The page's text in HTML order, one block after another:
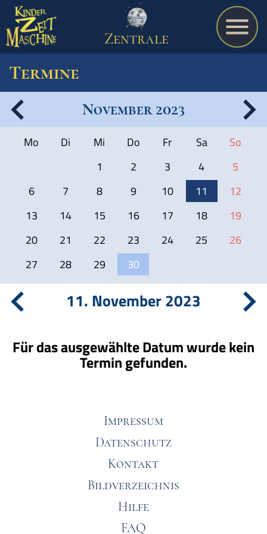
Spiel
A bis Z
Schulmaterialien
Zentrale
Termine
November 2023
Mo Di Mi Do Fr Sa
So
1
2 3 4
5
6
7 8 9 10 11
12
13
14 15 16 17 18
19
20
21 22 23 24 25
26
27
28 29 30
11. November 2023
Für das ausgewählte Datum wurde kein
Termin gefunden.
Impressum
Datenschutz
Kontakt
Bildverzeichnis
Hilfe
FAQ